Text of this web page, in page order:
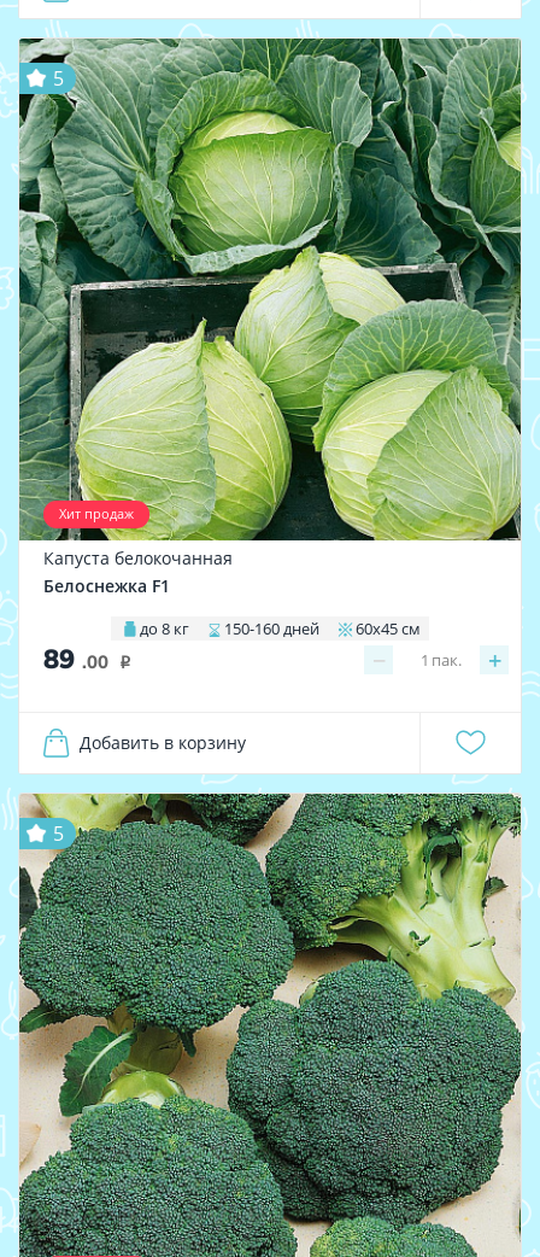
Хит продаж
5
Капуста белокочанная
Белоснежка F1
до 8 кг 150-160 дней 60х45 см
89 .00 i − +
1 пак.
Добавить в корзину
5